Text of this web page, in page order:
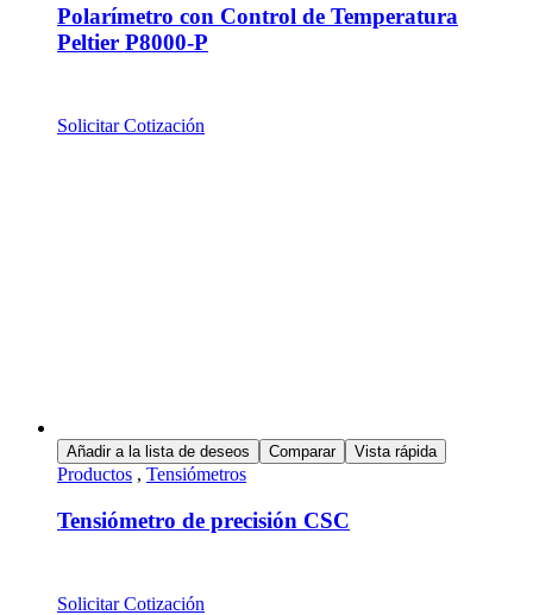
Polarímetro con Control de Temperatura
Peltier P8000-P
Solicitar Cotización
Añadir a la lista de deseos Comparar Vista rápida
Productos , Tensiómetros
Tensiómetro de precisión CSC
Solicitar Cotización